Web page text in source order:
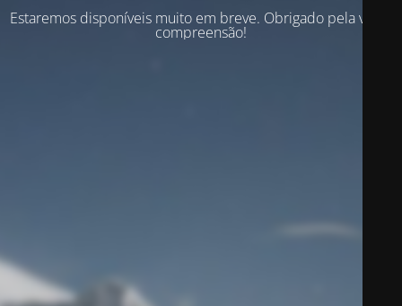
Estaremos disponíveis muito em breve. Obrigado pela vossa
compreensão!